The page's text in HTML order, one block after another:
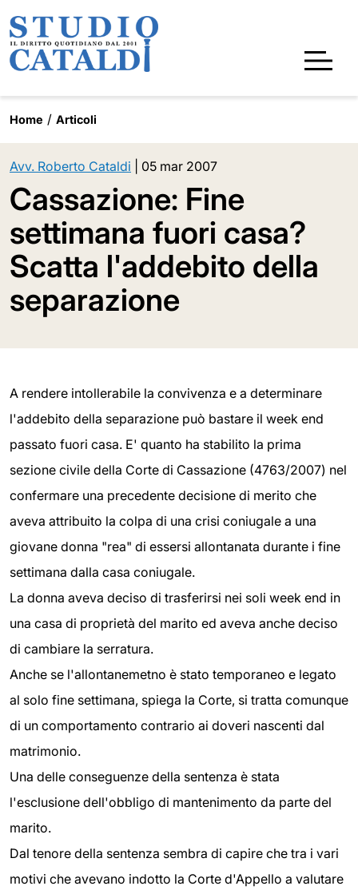
Home Articoli
Avv. Roberto Cataldi 05 mar 2007
Cassazione: Fine
settimana fuori casa?
Scatta l'addebito della
separazione
A rendere intollerabile la convivenza e a determinare
l'addebito della separazione può bastare il week end
passato fuori casa. E' quanto ha stabilito la prima
sezione civile della Corte di Cassazione (4763/2007) nel
confermare una precedente decisione di merito che
aveva attribuito la colpa di una crisi coniugale a una
giovane donna "rea" di essersi allontanata durante i fine
settimana dalla casa coniugale.
La donna aveva deciso di trasferirsi nei soli week end in
una casa di proprietà del marito ed aveva anche deciso
di cambiare la serratura.
Anche se l'allontanemetno è stato temporaneo e legato
al solo fine settimana, spiega la Corte, si tratta comunque
di un comportamento contrario ai doveri nascenti dal
matrimonio.
Una delle conseguenze della sentenza è stata
l'esclusione dell'obbligo di mantenimento da parte del
marito.
Dal tenore della sentenza sembra di capire che tra i vari
motivi che avevano indotto la Corte d'Appello a valutare